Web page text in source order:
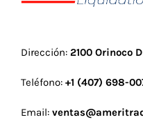
Dirección: 2100 Orinoco
Teléfono: +1 (407) 698-
Email: